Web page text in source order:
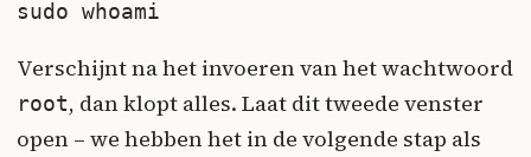
sudo whoami
Verschijnt na het invoeren van het wachtwoord
root, dan klopt alles. Laat dit tweede venster
open – we hebben het in de volgende stap als